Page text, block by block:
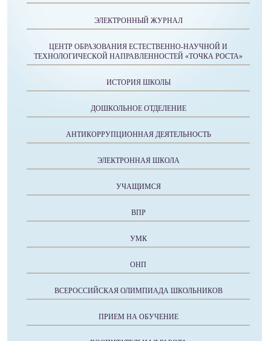
ЭЛЕКТРОННЫЙ ЖУРНАЛ
ЦЕНТР ОБРАЗОВАНИЯ ЕСТЕСТВЕННО-НАУЧНОЙ И
ТЕХНОЛОГИЧЕСКОЙ НАПРАВЛЕННОСТЕЙ «ТОЧКА РОСТА»
ИСТОРИЯ ШКОЛЫ
ДОШКОЛЬНОЕ ОТДЕЛЕНИЕ
АНТИКОРРУПЦИОННАЯ ДЕЯТЕЛЬНОСТЬ
ЭЛЕКТРОННАЯ ШКОЛА
УЧАЩИМСЯ
ВПР
УМК
ОНП
ВСЕРОССИЙСКАЯ ОЛИМПИАДА ШКОЛЬНИКОВ
ПРИЕМ НА ОБУЧЕНИЕ